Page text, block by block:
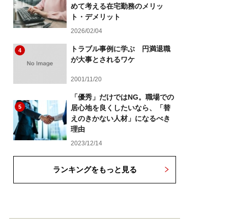
めて考える在宅勤務のメリッ
ト・デメリット
2026/02/04
4
トラブル事例に学ぶ 円満退職
が大事とされるワケ
2001/11/20
5
「優秀」だけではNG。職場での
居心地を良くしたいなら、「替
えのきかない人材」になるべき
理由
2023/12/14
ランキングをもっと見る